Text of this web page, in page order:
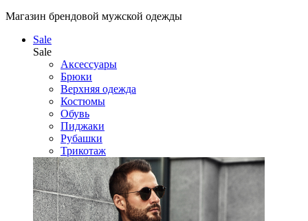
Магазин брендовой мужской одежды
Sale
Sale
Аксессуары
Брюки
Верхняя одежда
Костюмы
Обувь
Пиджаки
Рубашки
Трикотаж